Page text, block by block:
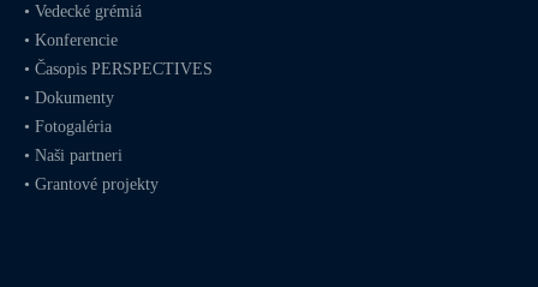
•Vedecké grémiá
•Konferencie
• Časopis PERSPECTIVES
•Dokumenty
•Fotogaléria
•Naši partneri
•Grantové projekty